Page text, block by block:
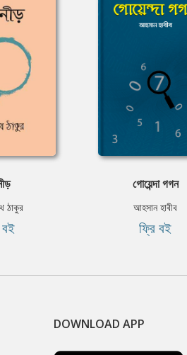
ঠাকুর
গোয়েন্দা গগন
আহসান হাবীব
ফ্রি বই
DOWNLOAD APP